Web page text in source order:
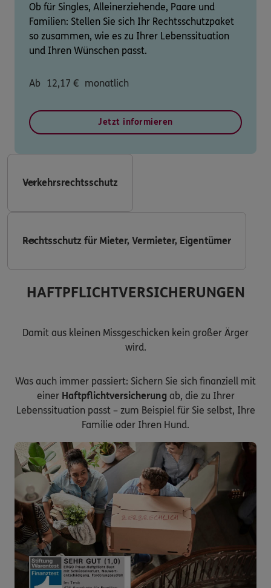
Ob für Singles, Alleinerziehende, Paare und
Familien: Stellen Sie sich Ihr Rechtsschutzpaket
so zusammen, wie es zu Ihrer Lebenssituation
und Ihren Wünschen passt.
Ab 12,17 € monatlich
Jetzt informieren
Verkehrsrechtsschutz
Rechtsschutz für Mieter, Vermieter, Eigentümer
HAFTPFLICHTVERSICHERUNGEN
Damit aus kleinen Missgeschicken kein großer Ärger
wird.
Was auch immer passiert: Sichern Sie sich finanziell mit
einer Haftpflichtversicherung ab, die zu Ihrer
Lebenssituation passt – zum Beispiel für Sie selbst, Ihre
Familie oder Ihren Hund.